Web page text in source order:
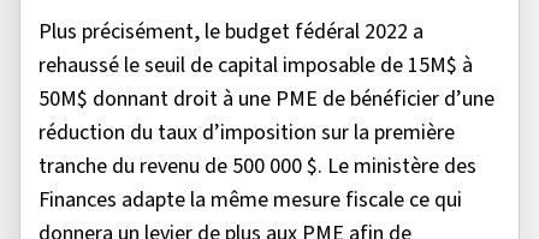
Plus précisément, le budget fédéral 2022 a
rehaussé le seuil de capital imposable de 15M$ à
50M$ donnant droit à une PME de bénéficier d’une
réduction du taux d’imposition sur la première
tranche du revenu de 500 000 $. Le ministère des
Finances adapte la même mesure fiscale ce qui